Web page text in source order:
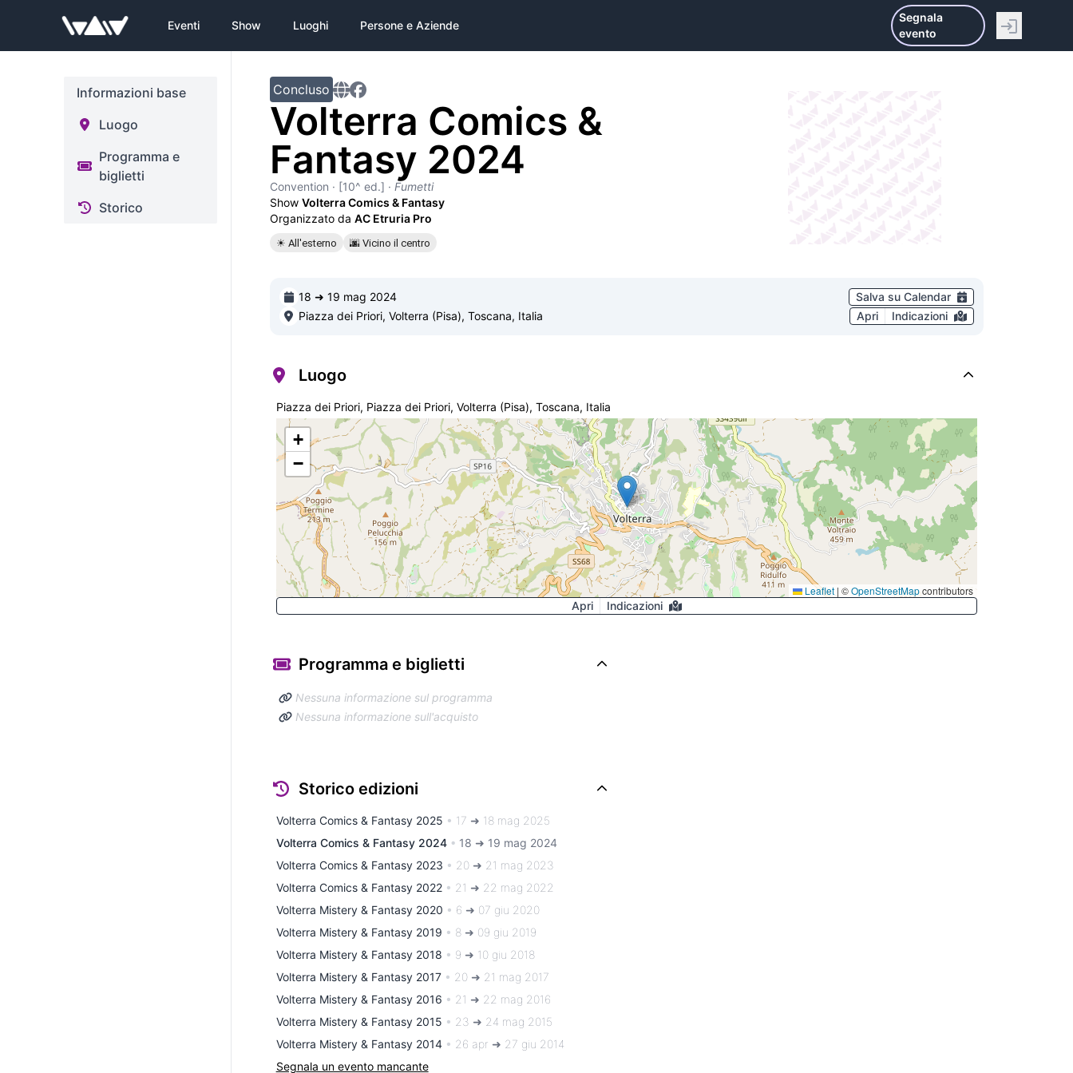
Eventi Show Luoghi Persone e Aziende
Segnala
evento
Informazioni base
Luogo
Programma e
biglietti
Storico
Concluso
Volterra Comics &
Fantasy 2024
Convention · [10^ ed.] · Fumetti
Show Volterra Comics & Fantasy
Organizzato da AC Etruria Pro
☀ All'esterno 🌆 Vicino il centro
18 ➜ 19 mag 2024
Salva su Calendar
Piazza dei Priori, Volterra (Pisa), Toscana, Italia
Apri Indicazioni
Luogo
Piazza dei Priori, Piazza dei Priori, Volterra (Pisa), Toscana, Italia
+
−
Leaflet | ©OpenStreetMapcontributors
Apri
Indicazioni
Programma e biglietti
Nessuna informazione sul programma
Nessuna informazione sull'acquisto
Storico edizioni
Volterra Comics & Fantasy 2025 • 17 ➜ 18 mag 2025
Volterra Comics & Fantasy 2024• 18 ➜ 19 mag 2024
Volterra Comics & Fantasy 2023 • 20 ➜ 21 mag 2023
Volterra Comics & Fantasy 2022• 21 ➜ 22 mag 2022
Volterra Mistery & Fantasy 2020 • 6 ➜ 07 giu 2020
Volterra Mistery & Fantasy 2019 • 8 ➜ 09 giu 2019
Volterra Mistery & Fantasy 2018 • 9 ➜ 10 giu 2018
Volterra Mistery & Fantasy 2017• 20 ➜ 21 mag 2017
Volterra Mistery & Fantasy 2016 • 21 ➜ 22 mag 2016
Volterra Mistery & Fantasy 2015 • 23 ➜ 24 mag 2015
Volterra Mistery & Fantasy 2014• 26 apr ➜ 27 giu 2014
Segnala un evento mancante